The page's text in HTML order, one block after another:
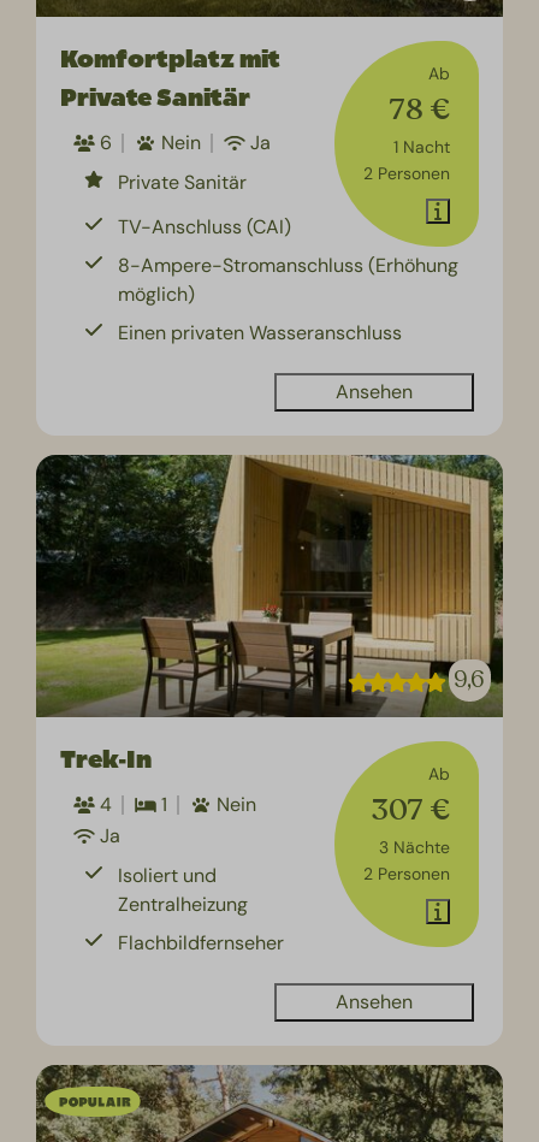
Ab
78 €
1 Nacht
2 Personen
Komfortplatz mit
Private Sanitär
6 Nein
Ja
Private Sanitär
TV-Anschluss (CAI)
8-Ampere-Stromanschluss (Erhöhung
möglich)
Einen privaten Wasseranschluss
Ansehen
9,6
Ab
307 €
3 Nächte
2 Personen
Trek-In
4 1
Nein
Ja
Isoliert und
Zentralheizung
Flachbildfernseher
Ansehen